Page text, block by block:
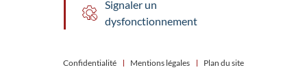
Signaler un
dysfonctionnement
Confidentialité Mentions légales Plan du site